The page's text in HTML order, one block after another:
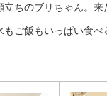
立ちのブリちゃん。来
もご飯もいっぱい食